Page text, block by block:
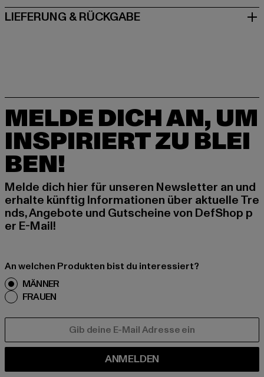
LIEFERUNG & RÜCKGABE
MELDE DICH AN, UM
INSPIRIERT ZU BLEI
BEN!
Melde dich hier für unseren Newsletter an und
erhalte künftig Informationen über aktuelle Tre
nds, Angebote und Gutscheine von DefShop p
er E-Mail!
An welchen Produkten bist du interessiert?
MÄNNER
FRAUEN
ANMELDEN